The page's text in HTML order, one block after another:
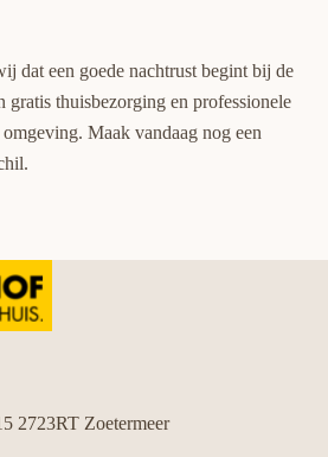
dat een goede nachtrust begint bij de
thuisbezorging en professionele
Maak vandaag nog een
2723RT Zoetermeer